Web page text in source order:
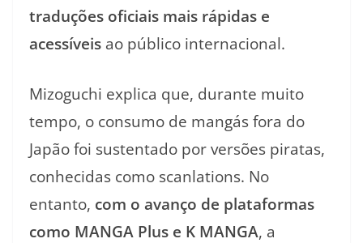
traduções oficiais mais rápidas e
acessíveis ao público internacional.
Mizoguchi explica que, durante muito
tempo, o consumo de mangás fora do
Japão foi sustentado por versões piratas,
conhecidas como scanlations. No
entanto, com o avanço de plataformas
como MANGA Plus e K MANGA, a